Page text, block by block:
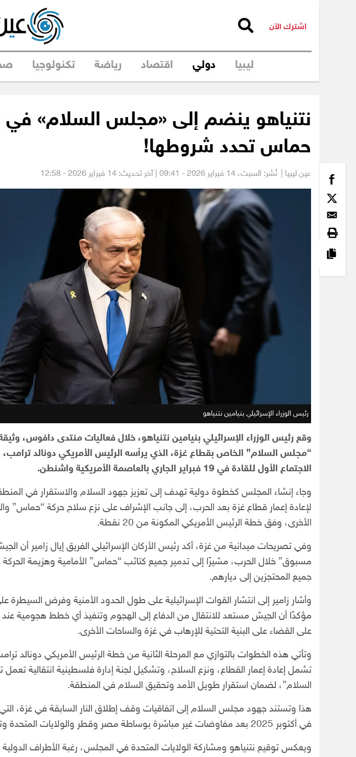
اشترك الآن
ليبيا دولي اقتصاد رياضة تكنولوجيا
نتنياهو ينضم إلى «مجلس السلام» في
حماس تحدد شروطها!
عين ليبيا | نُشر: السبت، | آخر تحديث: 14 فبراير 2026 - 12:58
رئيس الوزراء الإسرائيلي بنيامين نتنياهو
وقع رئيس الوزراء الإسرائيلي بنيامين نتنياهو، خلال فعاليات منتدى دافوس،
“مجلس السلام” الخاص بقطاع غزة، الذي يرأسه الرئيس الأمريكي دونالد
الاجتماع الأول للقادة في 19 فبراير الجاري بالعاصمة الأمريكية واشنطن.
وجاء إنشاء المجلس كخطوة دولية تهدف إلى تعزيز جهود السلام والاستقرار في
لإعادة إعمار قطاع غزة بعد الحرب، إلى جانب الإشراف على نزع سلاح حركة “حماس”
الأخرى، وفق خطة الرئيس الأمريكي المكونة من 20 نقطة.
وفي تصريحات ميدانية من غزة، أكد رئيس الأركان الإسرائيلي الفريق إيال زامير أن
مسبوق” خلال الحرب، مشيرًا إلى تدمير جميع كتائب “حماس” الأمامية وهزيمة
جميع المحتجزين إلى ديارهم.
وأشار زامير إلى انتشار القوات الإسرائيلية على طول الحدود الأمنية وفرض السيطرة
مؤكدًا أن الجيش مستعد للانتقال من الدفاع إلى الهجوم وتنفيذ أي خطط هجومية عند
على القضاء على البنية التحتية للإرهاب في غزة والساحات الأخرى.
وتأتي هذه الخطوات بالتوازي مع المرحلة الثانية من خطة الرئيس الأمريكي دونالد
تشمل إعادة إعمار القطاع، ونزع السلاح، وتشكيل لجنة إدارة فلسطينية انتقالية
السلام”، لضمان استقرار طويل الأمد وتحقيق السلام في المنطقة.
هذا وتستند جهود مجلس السلام إلى اتفاقيات وقف إطلاق النار السابقة في غزة،
في أكتوبر 2025 بعد مفاوضات غير مباشرة بوساطة مصر وقطر والولايات المتحدة وتركيا.
ويعكس توقيع نتنياهو ومشاركة الولايات المتحدة في المجلس، رغبة الأطراف